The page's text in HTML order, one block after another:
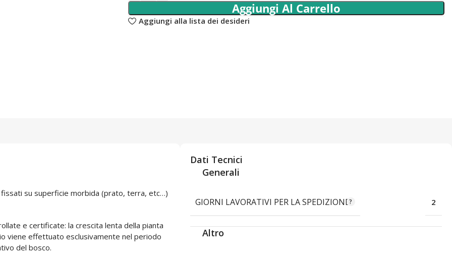
Aggiungi Al Carrello
Aggiungi alla lista dei desideri
su superficie morbida (prato, terra, etc…)
e certificate: la crescita lenta della pianta
viene effettuato esclusivamente nel periodo
del bosco.
Dati Tecnici
Generali
GIORNI LAVORATIVI PER LA SPEDIZIONE 2
Altro